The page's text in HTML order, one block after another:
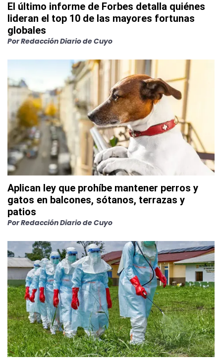
El último informe de Forbes detalla quiénes
lideran el top 10 de las mayores fortunas
globales
PorRedacción Diario de Cuyo
Aplican ley que prohíbe mantener perros y
gatos en balcones, sótanos, terrazas y
patios
PorRedacción Diario de Cuyo